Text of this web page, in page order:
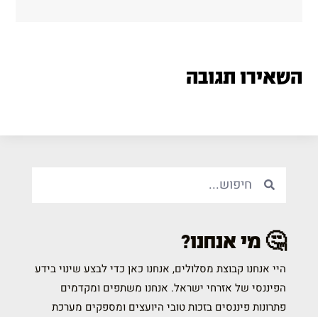
השאירו תגובה
🤔 מי אנחנו?
היי אנחנו קבוצת מסלולים, אנחנו כאן כדי לבצע שינוי בידע
הפיננסי של אזרחי ישראל. אנחנו משתפים ומקדמים
פתרונות פיננסים בזכות טובי היועצים ומספקים מערכת